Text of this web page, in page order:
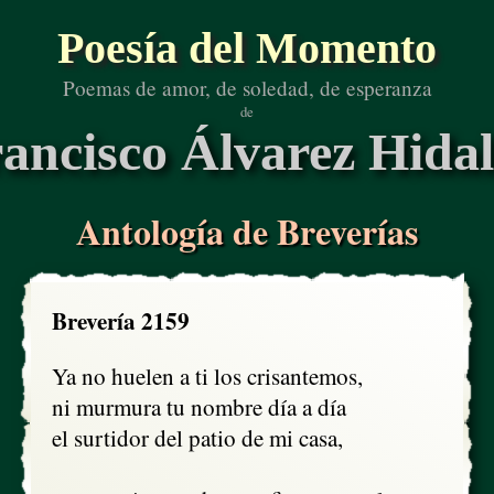
Poesía del Momento
Poemas de amor, de soledad, de esperanza
de
Álvarez
Antología de Breverías
Brevería 2159
Ya no huelen a ti los crisantemos,
ni murmura tu nombre día a día
el surtidor del patio de mi casa,